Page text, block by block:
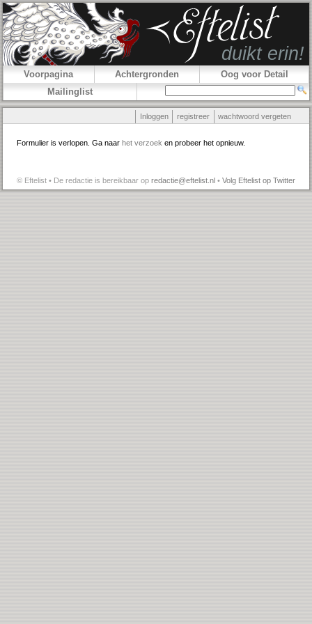
Voorpagina Achtergronden
Oog voor Detail
Mailinglist
Inloggen registreer wachtwoord vergeten
Formulier is verlopen. Ga naar het verzoek en probeer het opnieuw.
© Eftelist • De redactie is bereikbaar op redactie@eftelist.nl • Volg Eftelist op Twitter